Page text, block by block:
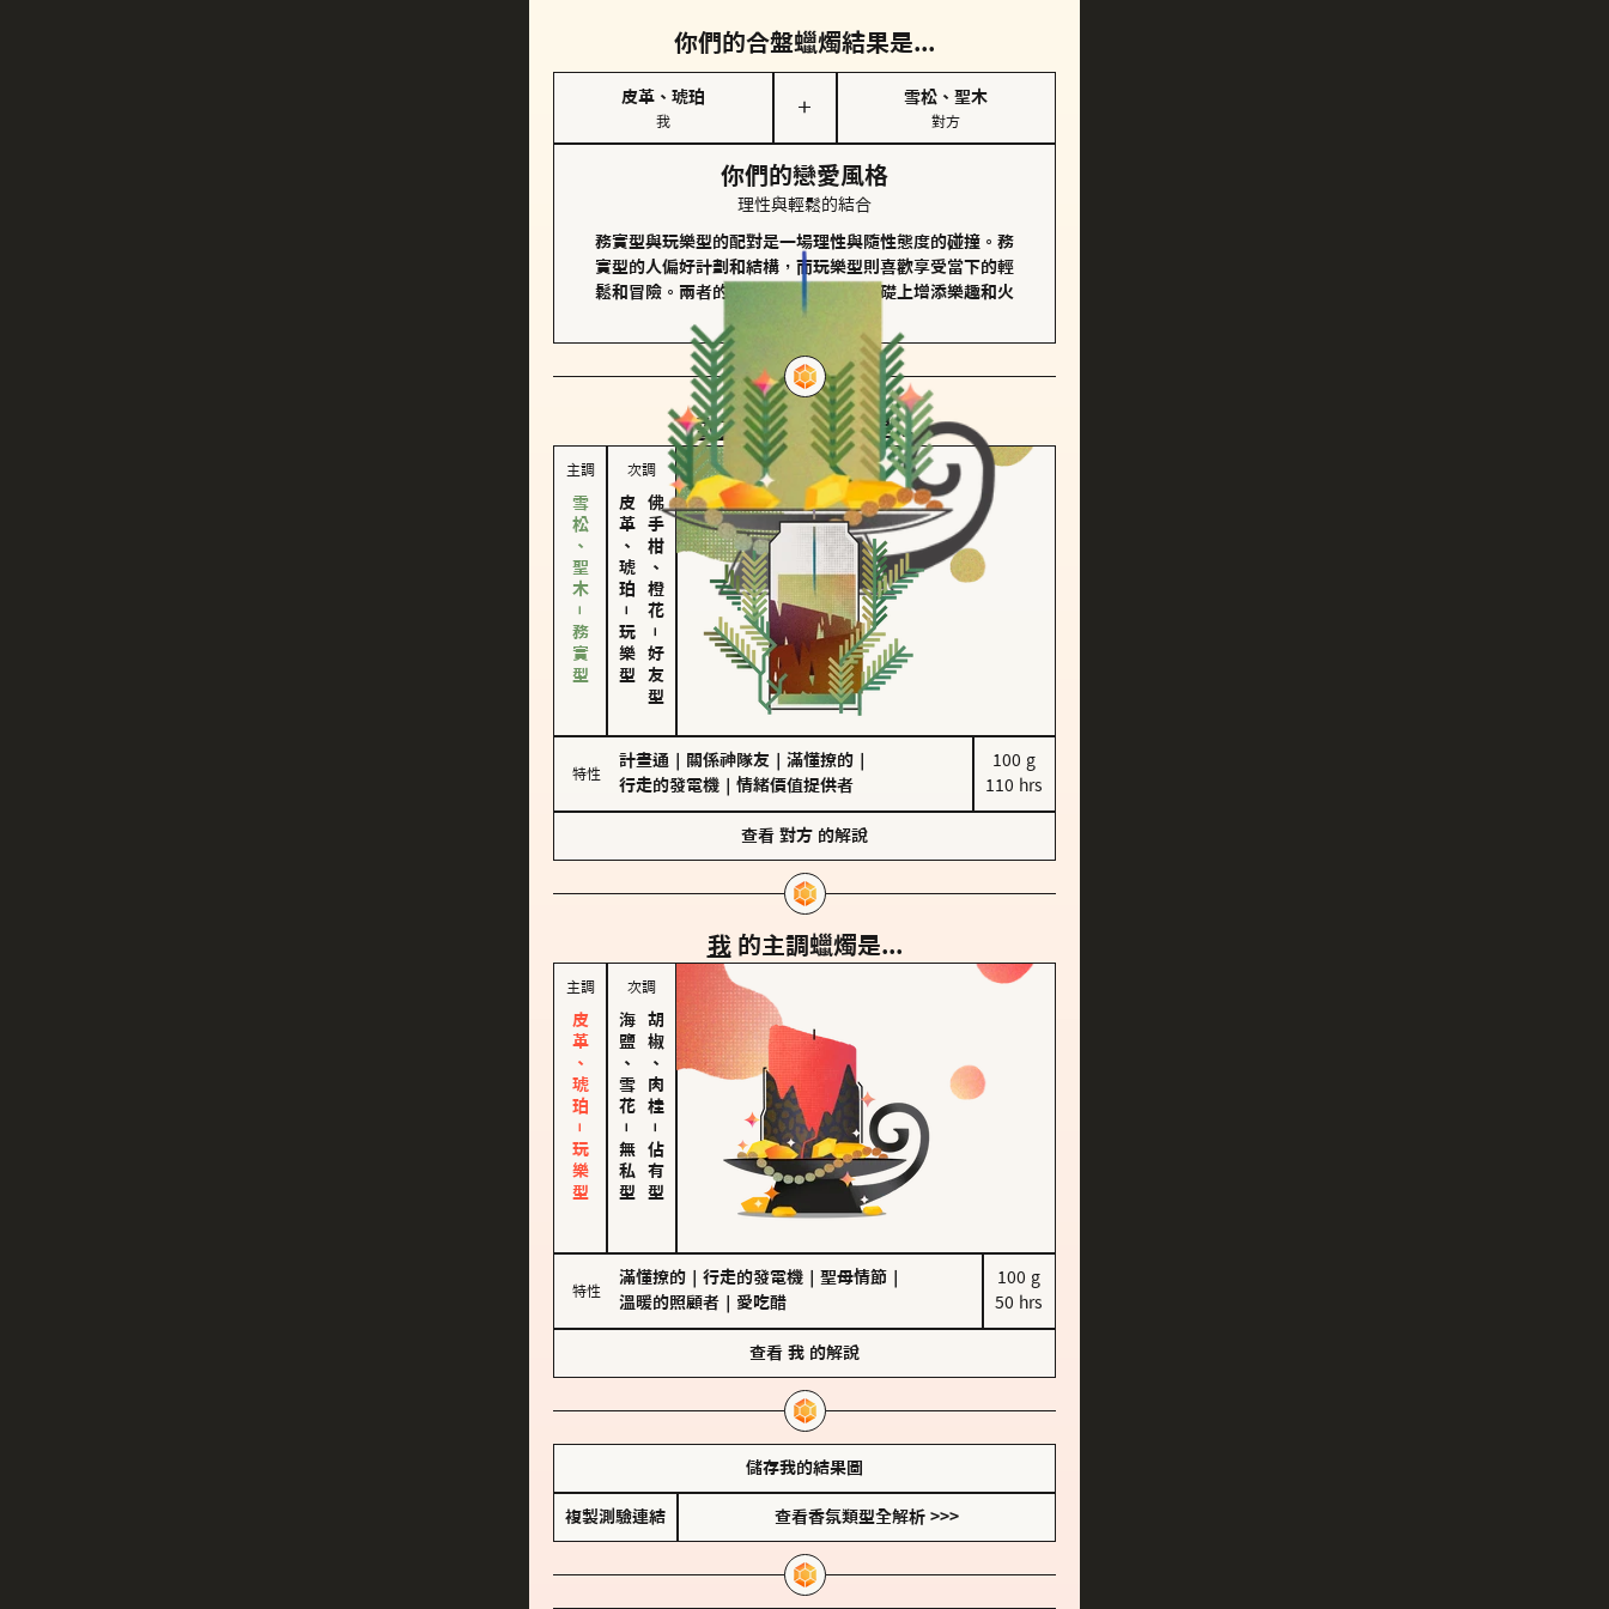
你們的合盤蠟燭結果是...
皮革、琥珀
我
＋
雪松、聖木
對方
你們的戀愛風格
理性與輕鬆的結合
務實型與玩樂型的配對是一場理性與隨性態度的碰撞。務
實型的人偏好計劃和結構，而玩樂型則喜歡享受當下的輕
鬆和冒險。兩者的關係能夠在穩定的基礎上增添樂趣和火
花。
對方的主調蠟燭是...
主調
雪松、聖木－務實型
次調
皮革、琥珀
－
玩樂型
佛手柑、橙花
－
好友型
特性
計畫通 關係神隊友 滿懂撩的
行走的發電機
情緒價值提供者
100 g
110 hrs
查看 對方 的解說
我 的主調蠟燭是...
主調
皮革、琥珀－玩樂型
次調
海鹽、雪花
－
無私型
胡椒、肉桂
－
佔有型
特性
滿懂撩的 行走的發電機 聖母情節
溫暖的照顧者
愛吃醋
100 g
50 hrs
查看 我 的解說
儲存我的結果圖
複製測驗連結 查看香氛類型全解析 >>>